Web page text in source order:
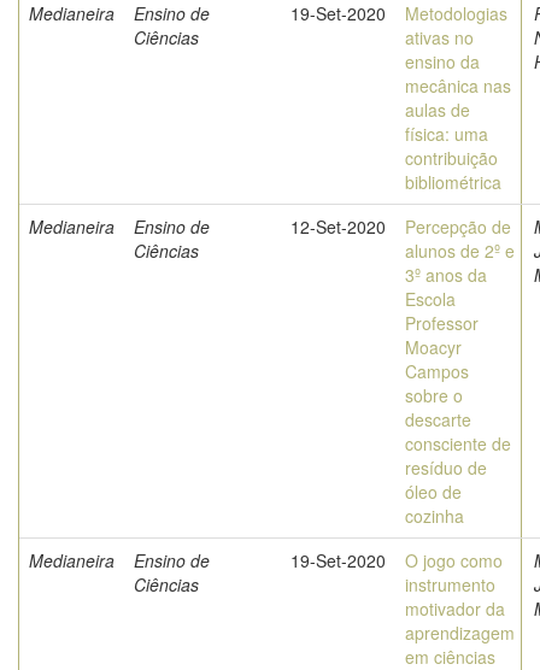
Medianeira
Ensino de
Ciências
19-Set-2020
Metodologias
ativas no
ensino da
mecânica nas
aulas de
física: uma
contribuição
bibliométrica
Medianeira
Ensino de
Ciências
12-Set-2020
Percepção de
alunos de 2º e
3º anos da
Escola
Professor
Moacyr
Campos
sobre o
descarte
consciente de
resíduo de
óleo de
cozinha
Medianeira
Ensino de
Ciências
19-Set-2020
O jogo como
instrumento
motivador da
aprendizagem
em ciências